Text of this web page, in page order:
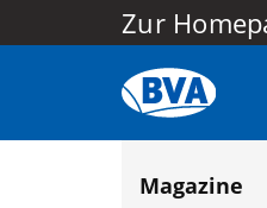
Zur
Magazine